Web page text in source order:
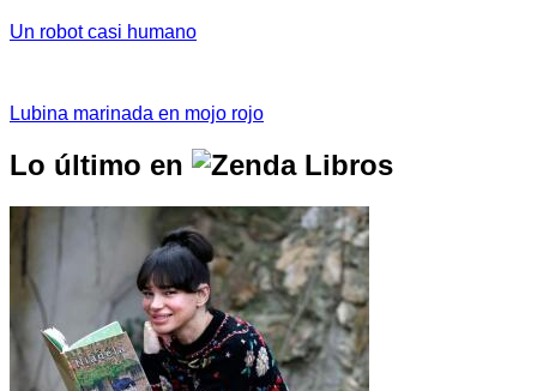
Un robot casi humano
Lubina marinada en mojo rojo
Lo último en